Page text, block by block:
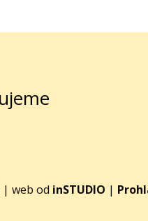
| web od inSTUDIO |